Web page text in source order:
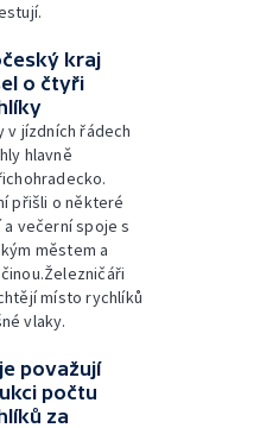
kraj
o čtyři
v jízdních řádech
hlavně
přišli o některé
a večerní spoje s
městem a
místo rychlíků
vlaky.
považují
počtu
za